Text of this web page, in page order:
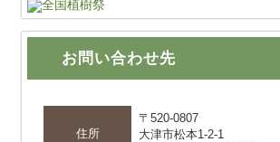
お問い合わせ先
住所
〒520-0807
大津市松本1-2-1